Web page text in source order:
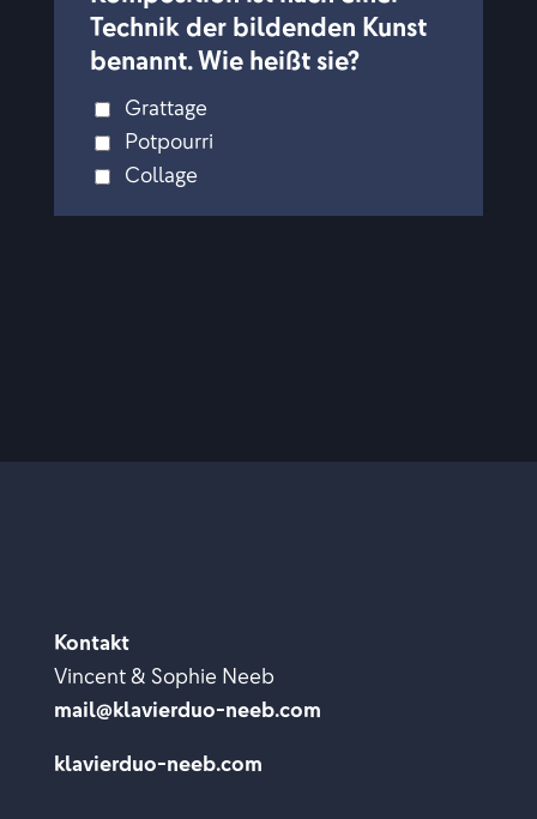
Technik der bildenden Kunst
benannt. Wie heißt sie?
Grattage
Potpourri
Collage
Kontakt
Vincent & Sophie Neeb
mail@klavierduo-neeb.com
klavierduo-neeb.com